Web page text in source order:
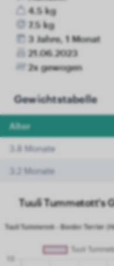
4.5 kg
7.5 kg
3 Jahre, 1 Monat
21.06.2023
2x gewogen
Gewichtstabelle
Alter
3.8 Monate
3.2 Monate
Tuuli Tummetott's